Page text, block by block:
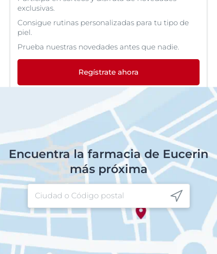
exclusivas.
Consigue rutinas personalizadas para tu tipo de
piel.
Prueba nuestras novedades antes que nadie.
Regístrate ahora
Encuentra la farmacia de Eucerin
más próxima